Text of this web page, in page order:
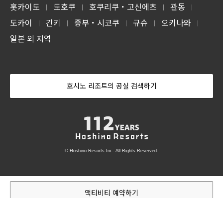
액티비티 예약하기
홋카이도 | 도호쿠 | 호쿠리쿠・고신에츠 | 관동 |
도카이 | 긴키 | 중부・시코쿠 | 규슈 | 오키나와 |
일본 외 지역
호시노 리조트의 공실 검색하기
© Hoshino Resorts Inc. All Rights Reserved.